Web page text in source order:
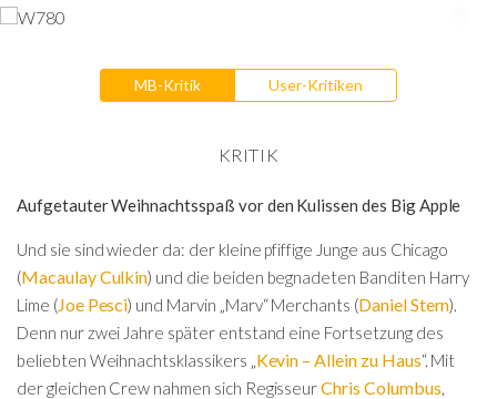
MB-Kritik User-Kritiken
KRITIK
Aufgetauter Weihnachtsspaß vor den Kulissen des Big Apple
Und sie sind wieder da: der kleine pfiffige Junge aus Chicago
(Macaulay Culkin) und die beiden begnadeten Banditen Harry
Lime (Joe Pesci) und Marvin „Marv“ Merchants (Daniel Stern).
Denn nur zwei Jahre später entstand eine Fortsetzung des
beliebten Weihnachtsklassikers „ Kevin – Allein zu Haus“. Mit
der gleichen Crew nahmen sich RegisseurChris Columbus